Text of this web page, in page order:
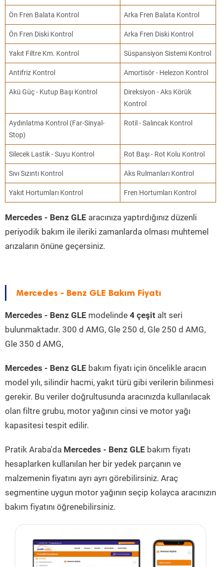
Ön Fren Balata Kontrol Arka Fren Balata Kontrol
Ön Fren Diski Kontrol Arka Fren Diski Kontrol
Yakıt Filtre Km. Kontrol Süspansiyon Sistemi Kontrol
Antifriz Kontrol Amortisör - Helezon Kontrol
Akü Güç - Kutup Başı Kontrol
Direksiyon - Aks Körük
Kontrol
Aydınlatma Kontrol (Far-Sinyal-
Stop)
Rotil - Salıncak Kontrol
Silecek Lastik - Suyu Kontrol Rot Başı - Rot Kolu Kontrol
Sıvı Sızıntı Kontrol Aks Rulmanları Kontrol
Yakıt Hortumları Kontrol Fren Hortumları Kontrol
Mercedes - Benz GLE aracınıza yaptırdığınız düzenli
periyodik bakım ile ileriki zamanlarda olması muhtemel
arızaların önüne geçersiniz.
Mercedes - Benz GLE Bakım Fiyatı
Mercedes - Benz GLE modelinde 4 çeşit alt seri
bulunmaktadır. 300 d AMG, Gle 250 d, Gle 250 d AMG,
Gle 350 d AMG,
Mercedes - Benz GLE bakım fiyatı için öncelikle aracın
model yılı, silindir hacmi, yakıt türü gibi verilerin bilinmesi
gerekir. Bu veriler doğrultusunda aracınızda kullanılacak
olan filtre grubu, motor yağının cinsi ve motor yağı
kapasitesi tespit edilir.
Pratik Araba'da Mercedes - Benz GLE bakım fiyatı
hesaplarken kullanılan her bir yedek parçanın ve
malzemenin fiyatını ayrı ayrı görebilirsiniz. Araç
segmentine uygun motor yağının seçip kolayca aracınızın
bakım fiyatını öğrenebilirsiniz.